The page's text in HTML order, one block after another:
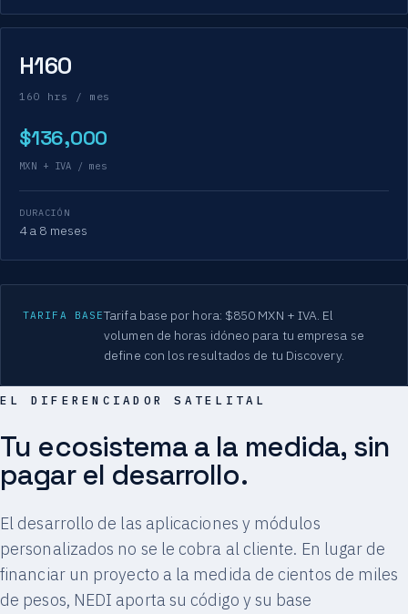
H160
160 hrs / mes
$136,000
MXN + IVA / mes
DURACIÓN
4 a 8 meses
TARIFA BASETarifa base por hora: $850 MXN + IVA. El
volumen de horas idóneo para tu empresa se
define con los resultados de tu Discovery.
EL DIFERENCIADOR SATELITAL
Tu ecosistema a la medida, sin
pagar el desarrollo.
El desarrollo de las aplicaciones y módulos
personalizados no se le cobra al cliente. En lugar de
financiar un proyecto a la medida de cientos de miles
de pesos, NEDI aporta su código y su base